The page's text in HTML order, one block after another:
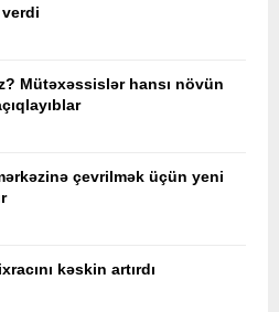
Mütəxəssislər hansı növün
çevrilmək üçün yeni
kəskin artırdı